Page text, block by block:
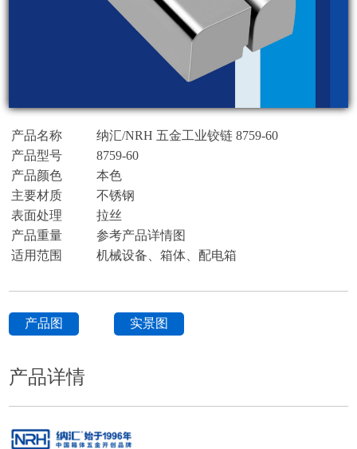
产品名称
纳汇/NRH 五金工业铰链 8759-60
产品型号
8759-60
产品颜色
本色
主要材质
不锈钢
表面处理
拉丝
产品重量
参考产品详情图
适用范围
机械设备、箱体、配电箱
产品图 实景图
产品详情